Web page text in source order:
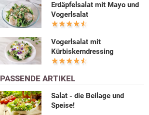
Erdäpfelsalat mit Mayo und
Vogerlsalat
Vogerlsalat mit
Kürbiskerndressing
PASSENDE ARTIKEL
Salat - die Beilage und
Speise!